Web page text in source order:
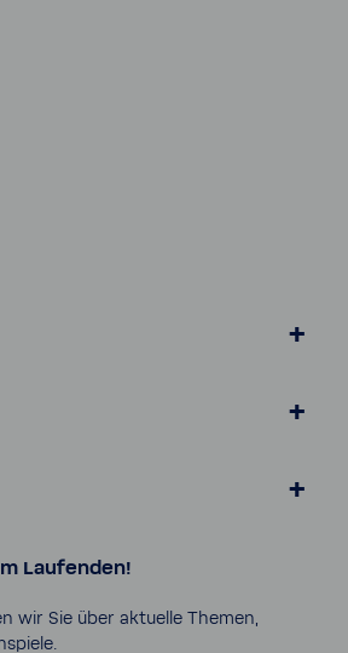
Laufenden!
wir Sie über aktu­elle Themen,